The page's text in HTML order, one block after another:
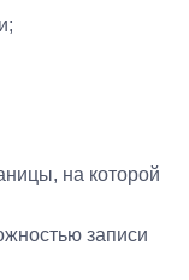
на которой
записи